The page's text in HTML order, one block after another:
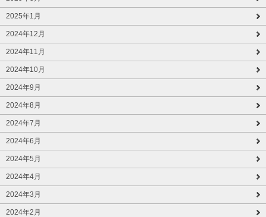
2025年1月
2024年12月
2024年11月
2024年10月
2024年9月
2024年8月
2024年7月
2024年6月
2024年5月
2024年4月
2024年3月
2024年2月